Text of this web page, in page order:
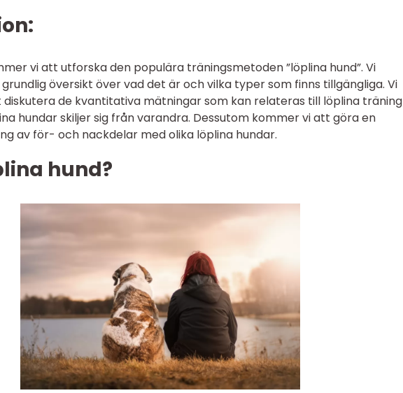
vi att utforska den populära träningsmetoden ”löplina hund”. Vi
översikt över vad det är och vilka typer som finns tillgängliga. Vi
de kvantitativa mätningar som kan relateras till löplina träning
hundar skiljer sig från varandra. Dessutom kommer vi att göra en
av för- och nackdelar med olika löplina hundar.
hund?